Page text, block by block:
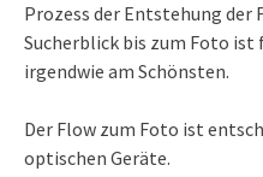
Prozess der Entstehung der
Sucherblick bis zum Foto
irgendwie am Schönsten.
Der Flow zum Foto ist
optischen Geräte.